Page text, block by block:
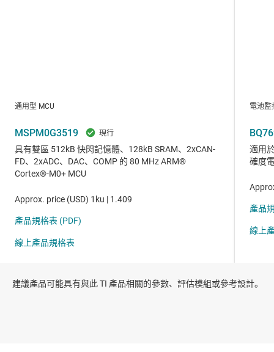
建議產品可能具有與此 TI 產品相關的參數、評估模組或參考設計。